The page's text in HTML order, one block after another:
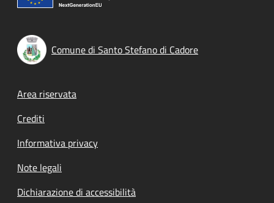
Comune di Santo Stefano di Cadore
Footer menu
Area riservata
Crediti
Informativa privacy
Note legali
Dichiarazione di accessibilità